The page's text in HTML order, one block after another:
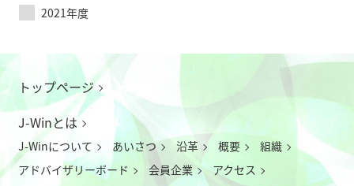
2021年度
トップページ
J-Winとは
J-Winについて あいさつ 沿革 概要
組織
アドバイザリーボード
会員企業 アクセス